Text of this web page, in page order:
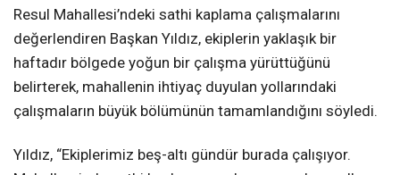
Resul Mahallesi’ndeki sathi kaplama çalışmalarını
değerlendiren Başkan Yıldız, ekiplerin yaklaşık bir
haftadır bölgede yoğun bir çalışma yürüttüğünü
belirterek, mahallenin ihtiyaç duyulan yollarındaki
çalışmaların büyük bölümünün tamamlandığını söyledi.
Yıldız, “Ekiplerimiz beş-altı gündür burada çalışıyor.